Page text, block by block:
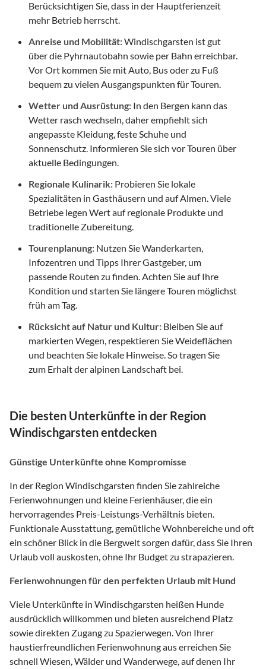
Berücksichtigen Sie, dass in der Hauptferienzeit
mehr Betrieb herrscht.
Anreise und Mobilität:Windischgarsten ist gut
über die Pyhrnautobahn sowie per Bahn erreichbar.
Vor Ort kommen Sie mit Auto, Bus oder zu Fuß
bequem zu vielen Ausgangspunkten für Touren.
Wetter und Ausrüstung: In den Bergen kann das
Wetter rasch wechseln, daher empfiehlt sich
angepasste Kleidung, feste Schuhe und
Sonnenschutz. Informieren Sie sich vor Touren über
aktuelle Bedingungen.
Regionale Kulinarik: Probieren Sie lokale
Spezialitäten in Gasthäusern und auf Almen. Viele
Betriebe legen Wert auf regionale Produkte und
traditionelle Zubereitung.
Tourenplanung: Nutzen Sie Wanderkarten,
Infozentren und Tipps Ihrer Gastgeber, um
passende Routen zu finden. Achten Sie auf Ihre
Kondition und starten Sie längere Touren möglichst
früh am Tag.
Rücksicht auf Natur und Kultur: Bleiben Sie auf
markierten Wegen, respektieren Sie Weideflächen
und beachten Sie lokale Hinweise. So tragen Sie
zum Erhalt der alpinen Landschaft bei.
Die besten Unterkünfte in der Region
Windischgarsten entdecken
Günstige Unterkünfte ohne Kompromisse
In der Region Windischgarsten finden Sie zahlreiche
Ferienwohnungen und kleine Ferienhäuser, die ein
hervorragendes Preis-Leistungs-Verhältnis bieten.
Funktionale Ausstattung, gemütliche Wohnbereiche und oft
ein schöner Blick in die Bergwelt sorgen dafür, dass Sie Ihren
Urlaub voll auskosten, ohne Ihr Budget zu strapazieren.
Ferienwohnungen für den perfekten Urlaub mit Hund
Viele Unterkünfte in Windischgarsten heißen Hunde
ausdrücklich willkommen und bieten ausreichend Platz
sowie direkten Zugang zu Spazierwegen. Von Ihrer
haustierfreundlichen Ferienwohnung aus erreichen Sie
schnell Wiesen, Wälder und Wanderwege, auf denen Ihr